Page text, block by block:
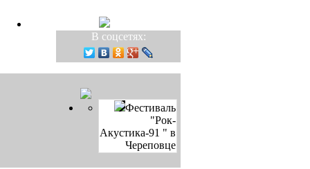
В соцсетях:
Фестиваль
"Рок-
Акустика-91 " в
Череповце